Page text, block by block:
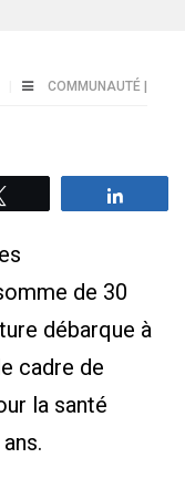
COMMUNAUTÉ |
de 30
débarque à
cadre de
la santé